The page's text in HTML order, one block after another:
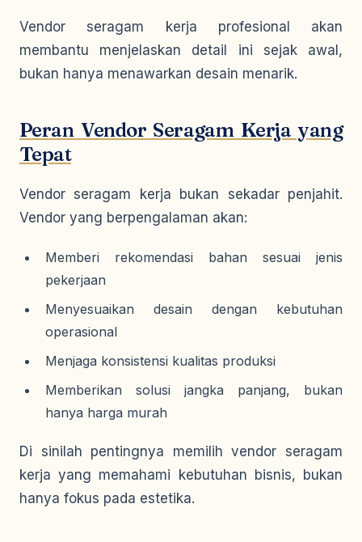
Vendor seragam kerja profesional akan
membantu menjelaskan detail ini sejak awal,
bukan hanya menawarkan desain menarik.
Peran Vendor Seragam Kerja yang
Tepat
Vendor seragam kerja bukan sekadar penjahit.
Vendor yang berpengalaman akan:
Memberi rekomendasi bahan sesuai jenis
pekerjaan
Menyesuaikan desain dengan kebutuhan
operasional
Menjaga konsistensi kualitas produksi
Memberikan solusi jangka panjang, bukan
hanya harga murah
Di sinilah pentingnya memilih vendor seragam
kerja yang memahami kebutuhan bisnis, bukan
hanya fokus pada estetika.